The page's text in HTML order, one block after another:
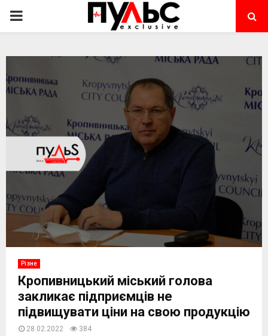
PRIMARY
Різне
Кропивницький міський голова
закликає підприємців не
підвищувати ціни на свою продукцію
28.02.2022 384